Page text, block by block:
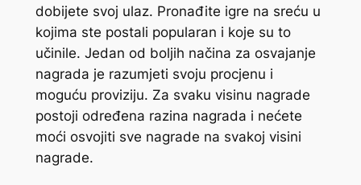
dobijete svoj ulaz. Pronađite igre na sreću u
kojima ste postali popularan i koje su to
učinile. Jedan od boljih načina za osvajanje
nagrada je razumjeti svoju procjenu i
moguću proviziju. Za svaku visinu nagrade
postoji određena razina nagrada i nećete
moći osvojiti sve nagrade na svakoj visini
nagrade.